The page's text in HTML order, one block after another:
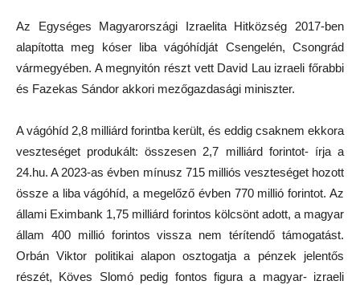
Az Egységes Magyarországi Izraelita Hitközség 2017-ben
alapította meg kóser liba vágóhídját Csengelén, Csongrád
vármegyében. A megnyitón részt vett David Lau izraeli főrabbi
és Fazekas Sándor akkori mezőgazdasági miniszter.
A vágóhíd 2,8 milliárd forintba került, és eddig csaknem ekkora
veszteséget produkált: összesen 2,7 milliárd forintot- írja a
24.hu. A 2023-as évben mínusz 715 milliós veszteséget hozott
össze a liba vágóhíd, a megelőző évben 770 millió forintot. Az
állami Eximbank 1,75 milliárd forintos kölcsönt adott, a magyar
állam 400 millió forintos vissza nem térítendő támogatást.
Orbán Viktor politikai alapon osztogatja a pénzek jelentős
részét, Köves Slomó pedig fontos figura a magyar- izraeli